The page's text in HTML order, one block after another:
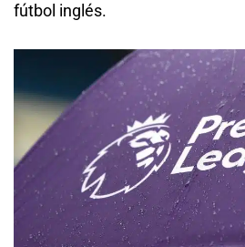
fútbol inglés.